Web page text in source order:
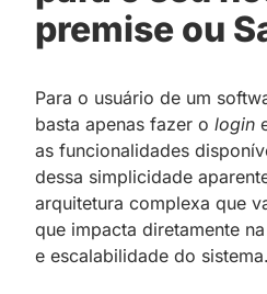
premise ou
Para o usuário de um
basta apenas fazer o login
as funcionalidades
dessa simplicidade
arquitetura complexa que
que impacta diretamente
e escalabilidade do sistema.